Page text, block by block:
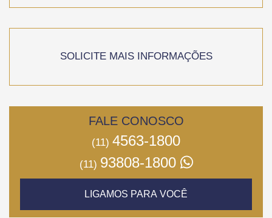
SOLICITE MAIS INFORMAÇÕES
FALE CONOSCO
(11) 4563-1800
(11) 93808-1800
LIGAMOS PARA VOCÊ